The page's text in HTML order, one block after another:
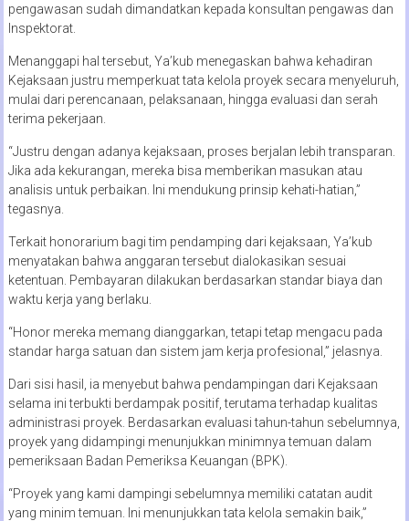
pengawasan sudah dimandatkan kepada konsultan pengawas dan
Inspektorat.
Menanggapi hal tersebut, Ya’kub menegaskan bahwa kehadiran
Kejaksaan justru memperkuat tata kelola proyek secara menyeluruh,
mulai dari perencanaan, pelaksanaan, hingga evaluasi dan serah
terima pekerjaan.
“Justru dengan adanya kejaksaan, proses berjalan lebih transparan.
Jika ada kekurangan, mereka bisa memberikan masukan atau
analisis untuk perbaikan. Ini mendukung prinsip kehati-hatian,”
tegasnya.
Terkait honorarium bagi tim pendamping dari kejaksaan, Ya’kub
menyatakan bahwa anggaran tersebut dialokasikan sesuai
ketentuan. Pembayaran dilakukan berdasarkan standar biaya dan
waktu kerja yang berlaku.
“Honor mereka memang dianggarkan, tetapi tetap mengacu pada
standar harga satuan dan sistem jam kerja profesional,” jelasnya.
Dari sisi hasil, ia menyebut bahwa pendampingan dari Kejaksaan
selama ini terbukti berdampak positif, terutama terhadap kualitas
administrasi proyek. Berdasarkan evaluasi tahun-tahun sebelumnya,
proyek yang didampingi menunjukkan minimnya temuan dalam
pemeriksaan Badan Pemeriksa Keuangan (BPK).
“Proyek yang kami dampingi sebelumnya memiliki catatan audit
yang minim temuan. Ini menunjukkan tata kelola semakin baik,”